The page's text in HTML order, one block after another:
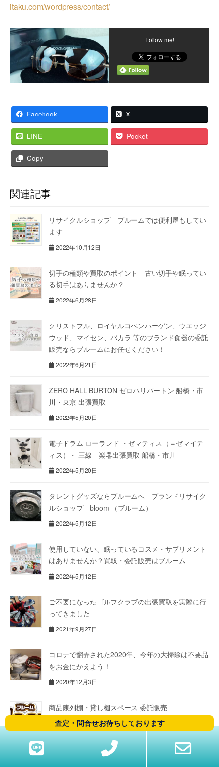
itaku.com/wordpress/contact/
Follow me!
Facebook X
LINE Pocket
Copy
関連記事
リサイクルショップ ブルームでは便利屋もしてい
ます！
2022年10月12日
切手の種類や買取のポイント 古い切手や眠ってい
る切手はありませんか？
2022年6月28日
クリストフル、ロイヤルコペンハーゲン、ウエッジ
ウッド、マイセン、バカラ 等のブランド食器の委託
販売ならブルームにお任せください！
2022年6月21日
ZERO HALLIBURTON ゼロハリバートン 船橋・市
川・東京 出張買取
2022年5月20日
電子ドラム ローランド ・ゼマティス（＝ゼマイテ
ィス）・ 三線 楽器出張買取 船橋・市川
2022年5月20日
タレントグッズならブルームへ ブランドリサイク
ルショップ bloom （ブルーム）
2022年5月12日
使用していない、眠っているコスメ・サプリメント
はありませんか？買取・委託販売はブルーム
2022年5月12日
ご不要になったゴルフクラブの出張買取を実際に行
ってきました
2021年9月27日
コロナで翻弄された2020年、今年の大掃除は不要品
をお金にかえよう！
2020年12月3日
商品陳列棚・貸し棚スペース 委託販売
2020年6月1日
査定・問合せお待ちしております